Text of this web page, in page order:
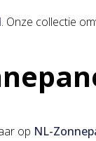
. Onze collectie
op NL-